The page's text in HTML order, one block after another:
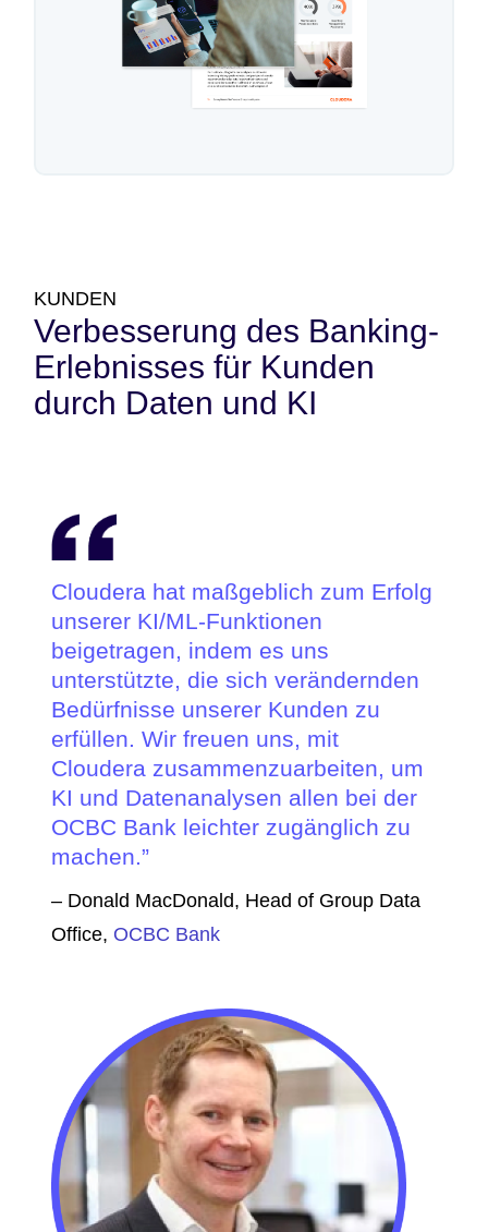
KUNDEN
Verbesserung des Banking-
Erlebnisses für Kunden
durch Daten und KI
Cloudera hat maßgeblich zum Erfolg
unserer KI/ML-Funktionen
beigetragen, indem es uns
unterstützte, die sich verändernden
Bedürfnisse unserer Kunden zu
erfüllen. Wir freuen uns, mit
Cloudera zusammenzuarbeiten, um
KI und Datenanalysen allen bei der
OCBC Bank leichter zugänglich zu
machen.
– Donald MacDonald, Head of Group Data
Office, OCBC Bank